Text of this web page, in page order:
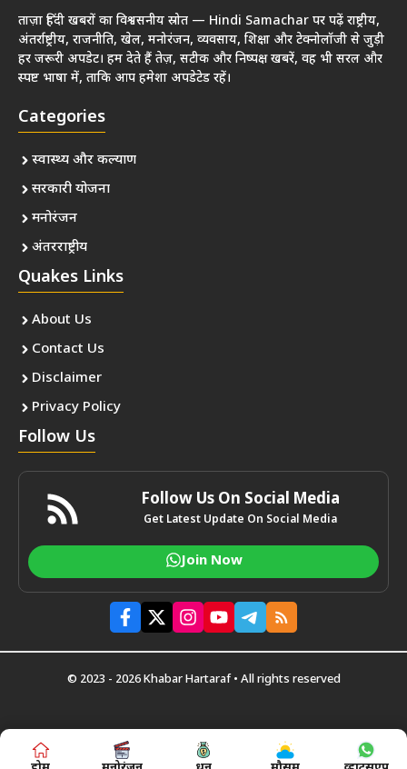
ताज़ा हिंदी खबरों का विश्वसनीय स्रोत — Hindi Samachar पर पढ़ें राष्ट्रीय,
अंतर्राष्ट्रीय, राजनीति, खेल, मनोरंजन, व्यवसाय, शिक्षा और टेक्नोलॉजी से जुड़ी
हर जरूरी अपडेट। हम देते हैं तेज़, सटीक और निष्पक्ष खबरें, वह भी सरल और
स्पष्ट भाषा में, ताकि आप हमेशा अपडेटेड रहें।
Categories
स्वास्थ्य और कल्याण
सरकारी योजना
मनोरंजन
अंतरराष्ट्रीय
Quakes Links
About Us
Contact Us
Disclaimer
Privacy Policy
Follow Us
Follow Us On Social Media
Get Latest Update On Social Media
Join Now
© 2023 - 2026 Khabar Hartaraf • All rights reserved